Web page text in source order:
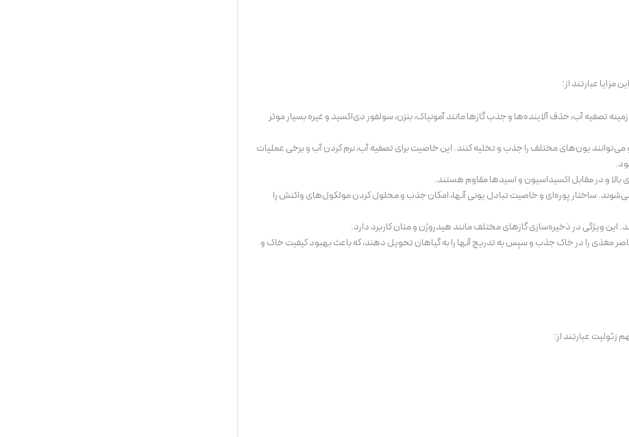
عبارتند از:
تصفیه آب، حذف آلاینده‌ها و جذب گازها مانند آمونیاک، بنزن، سولفور دی‌اکسید و غیره بسیار موثر
یون‌های مختلف را جذب و تخلیه کنند. این خاصیت برای تصفیه آب، نرم کردن آب و برخی عملیات
بالا و در مقابل اکسیداسیون و اسیدها مقاوم هستند.
می‌شوند. ساختار پوره‌ای و خاصیت تبادل یونی آنها، امکان جذب و محلول کردن مولکول‌های واکنش را
این ویژگی در ذخیره‌سازی گازهای مختلف مانند هیدروژن و متان کاربرد دارد.
مغذی را در خاک جذب و سپس به تدریج آنها را به گیاهان تحویل دهند، که باعث بهبود کیفیت خاک و
زئولیت عبارتند از: